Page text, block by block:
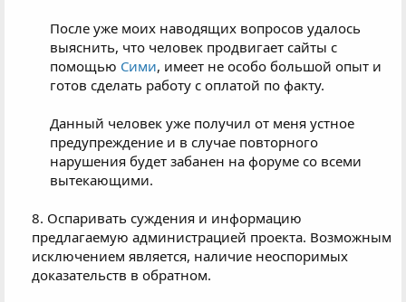
После уже моих наводящих вопросов удалось
выяснить, что человек продвигает сайты с
помощью Сими, имеет не особо большой опыт и
готов сделать работу с оплатой по факту.​
Данный человек уже получил от меня устное
предупреждение и в случае повторного
нарушения будет забанен на форуме со всеми
вытекающими.​
8. Оспаривать суждения и информацию
предлагаемую администрацией проекта. Возможным
исключением является, наличие неоспоримых
доказательств в обратном.​